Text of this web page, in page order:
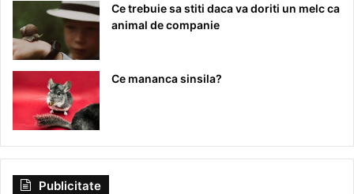
Ce trebuie sa stiti daca va doriti un melc ca
animal de companie
Ce mananca sinsila?
Publicitate